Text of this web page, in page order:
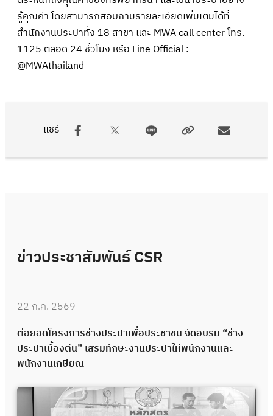
แชร์
รู้คุณค่า โดยสามารถสอบถามรายละเอียดเพิ่มเติมได้ที่
สำนักงานประปาทั้ง 18 สาขา และ MWA call center โทร.
1125 ตลอด 24 ชั่วโมง หรือ Line Official :
@MWAthailand
ข่าวประชาสัมพันธ์ CSR
22 ก.ค. 2569
ต่อยอดโครงการช่างประปาเพื่อประชาชน จัดอบรม “ช่าง
ประปาเบื้องต้น” เสริมทักษะงานประปาให้พนักงานและ
พนักงานเกษียณ